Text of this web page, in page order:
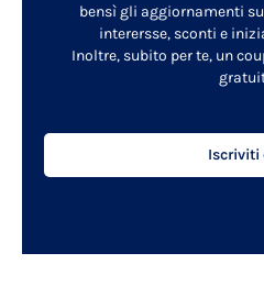
bensì gli aggiornamenti
interersse, sconti e
Inoltre, subito per te, un
Iscriviti